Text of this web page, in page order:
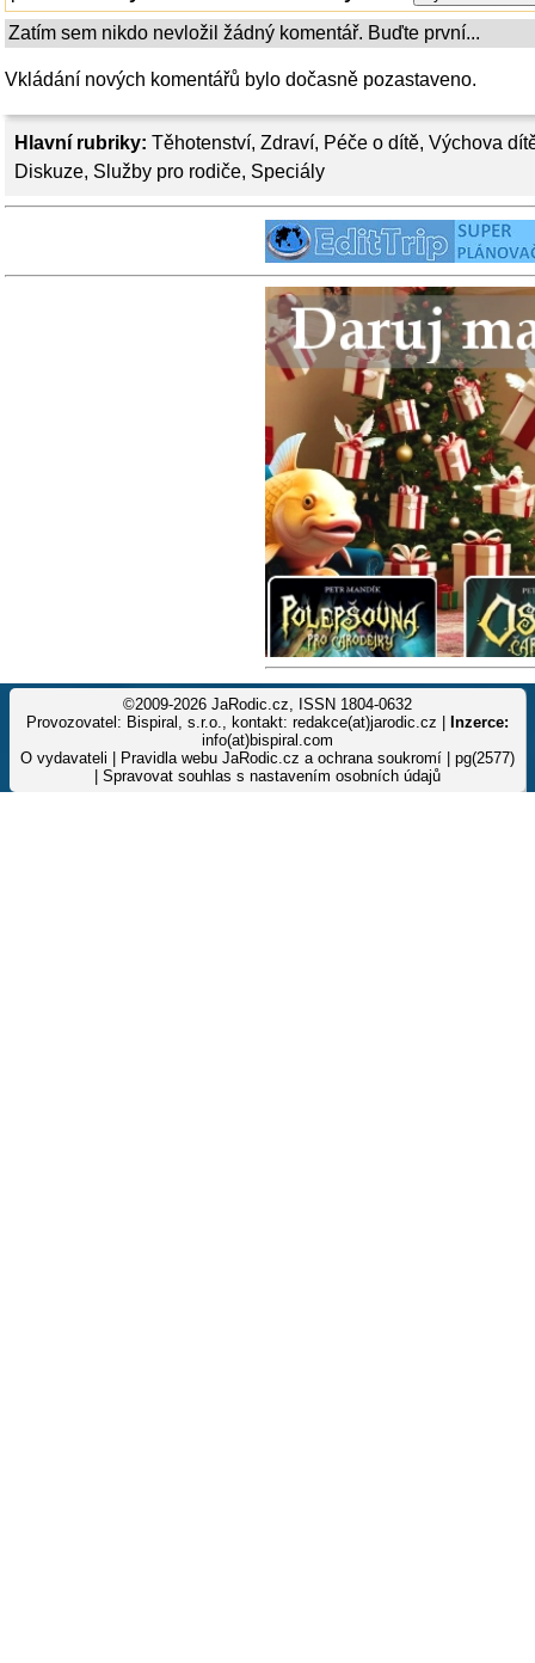
Hlavní rubriky: Těhotenství, Zdraví, Péče o dítě, Výchova
Diskuze, Služby pro rodiče, Speciály
Zatím sem nikdo nevložil žádný komentář. Buďte první...
Vkládání nových komentářů bylo dočasně pozastaveno.
©2009-2026 JaRodic.cz, ISSN 1804-0632
Provozovatel: Bispiral, s.r.o., kontakt: redakce(at)jarodic.cz |
Inzerce:
info(at)bispiral.com
O vydavateli
Pravidla webu JaRodic.cz a ochrana soukromí | pg(2577)
Spravovat souhlas s nastavením osobních údajů